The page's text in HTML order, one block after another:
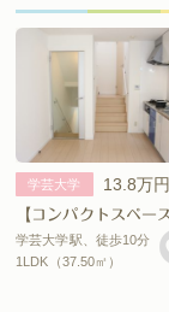
学芸大学 13.8万円
学芸大学駅、徒歩10分
1LDK（37.50㎡）